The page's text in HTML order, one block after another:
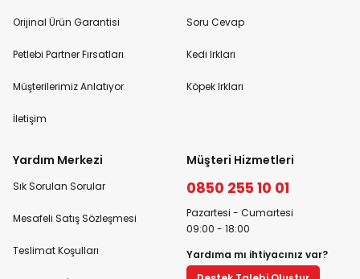
Orijinal Ürün Garantisi
Petlebi Partner Fırsatları
Müşterilerimiz Anlatıyor
İletişim
Soru Cevap
Kedi Irkları
Köpek Irkları
Yardım Merkezi
Sık Sorulan Sorular
Mesafeli Satış Sözleşmesi
Teslimat Koşulları
Müşteri Hizmetleri
0850 255 10 01
Pazartesi - Cumartesi
09:00 - 18:00
Yardıma mı ihtiyacınız var?